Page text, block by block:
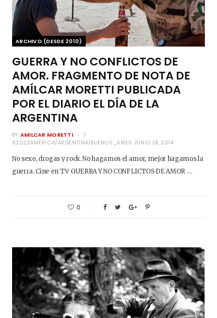
ARCHIVO (DESDE 2010)
GUERRA Y NO CONFLICTOS DE
AMOR. FRAGMENTO DE NOTA DE
AMÍLCAR MORETTI PUBLICADA
POR EL DIARIO EL DÍA DE LA
ARGENTINA
BY AMILCAR MORETTI
7
92023AMERICA/ARGENTINA/BUENOS_AIRES JUNIO DE 2014
No sexo, drogas y rock. No hagamos el amor, mejor hagamos la
guerra. Cine en TV GUERRA Y NO CONFLICTOS DE AMOR …
0